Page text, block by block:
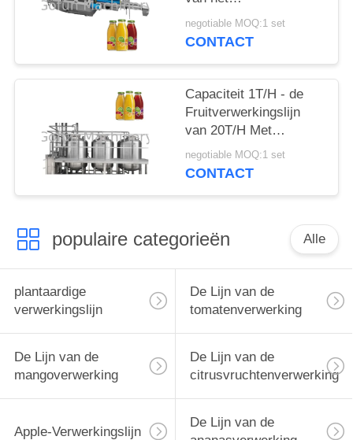
Sterilisatorwater
Pasteuriserende en
negotiable MOQ:1 set
CONTACT
Capaciteit 1T/H - de
Fruitverwerkingslijn
van 20T/H Met
Ingebouwd CIP-
Systeem
negotiable MOQ:1 set
CONTACT
populaire categorieën Alle
plantaardige
verwerkingslijn
De Lijn van de
tomatenverwerking
De Lijn van de
mangoverwerking
De Lijn van de
citrusvruchtenverwerking
Apple-Verwerkingslijn
De Lijn van de